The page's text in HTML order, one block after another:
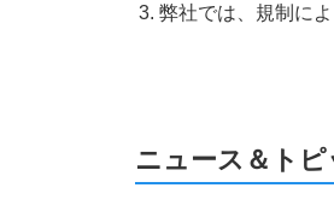
弊社では、規制に
ニュース＆トピ